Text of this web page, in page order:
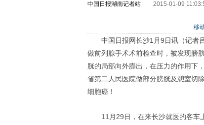
中国日报湖南记者站 2015-01-09
移
中国日报网长沙1月9日讯（记者
做前列腺手术术前检查时，被发现膀
胱的局部向外膨出，在压力的作用下
省第二人民医院做部分膀胱及憩室切
细胞癌！
11月29日，在来长沙就医的客车